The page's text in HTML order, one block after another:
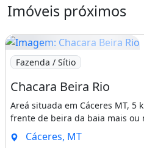
Imóveis próximos
Imagem: Chacara Beira Rio
Fazenda / Sítio
Chacara Beira Rio
Areá situada em Cáceres MT, 5
frente de beira da baia mais ou
Cáceres, MT